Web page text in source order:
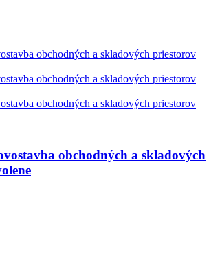
obchodných a skladových